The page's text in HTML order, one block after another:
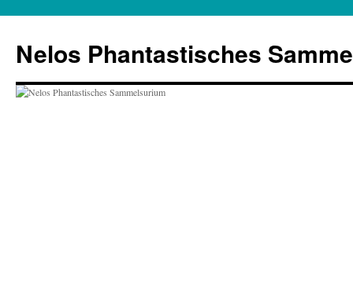
springen
Nelos Phantastisches